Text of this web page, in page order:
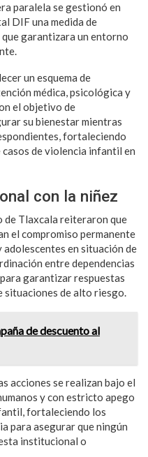
paralela se gestionó en
DIF una medida de
garantizara un entorno
un esquema de
médica, psicológica y
el objetivo de
su bienestar mientras
fortaleciendo
de violencia infantil en
con la niñez
de Tlaxcala reiteraron que
el compromiso permanente
adolescentes en situación de
entre dependencias
garantizar respuestas
situaciones de alto riesgo.
de descuento al
acciones se realizan bajo el
y con estricto apego
fortaleciendo los
para asegurar que ningún
institucional o